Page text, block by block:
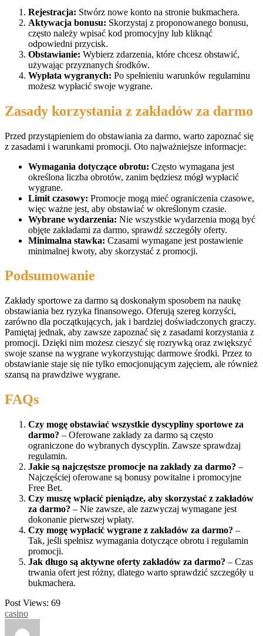
Rejestracja: Stwórz nowe konto na stronie bukmachera.
Aktywacja bonusu: Skorzystaj z proponowanego bonusu,
często należy wpisać kod promocyjny lub kliknąć
odpowiedni przycisk.
Obstawianie: Wybierz zdarzenia, które chcesz obstawić,
używając przyznanych środków.
Wypłata wygranych: Po spełnieniu warunków regulaminu
możesz wypłacić swoje wygrane.
Zasady korzystania z zakładów za darmo
Przed przystąpieniem do obstawiania za darmo, warto zapoznać się
z zasadami i warunkami promocji. Oto najważniejsze informacje:
Wymagania dotyczące obrotu: Często wymagana jest
określona liczba obrotów, zanim będziesz mógł wypłacić
wygrane.
Limit czasowy: Promocje mogą mieć ograniczenia czasowe,
więc ważne jest, aby obstawiać w określonym czasie.
Wybrane wydarzenia: Nie wszystkie wydarzenia mogą być
objęte zakładami za darmo, sprawdź szczegóły oferty.
Minimalna stawka: Czasami wymagane jest postawienie
minimalnej kwoty, aby skorzystać z promocji.
Podsumowanie
Zakłady sportowe za darmo są doskonałym sposobem na naukę
obstawiania bez ryzyka finansowego. Oferują szereg korzyści,
zarówno dla początkujących, jak i bardziej doświadczonych graczy.
Pamiętaj jednak, aby zawsze zapoznać się z zasadami korzystania z
promocji. Dzięki nim możesz cieszyć się rozrywką oraz zwiększyć
swoje szanse na wygrane wykorzystując darmowe środki. Przez to
obstawianie staje się nie tylko emocjonującym zajęciem, ale również
szansą na prawdziwe wygrane.
FAQs
Czy mogę obstawiać wszystkie dyscypliny sportowe za
darmo? – Oferowane zakłady za darmo są często
ograniczone do wybranych dyscyplin. Zawsze sprawdzaj
regulamin.
Jakie są najczęstsze promocje na zakłady za darmo? –
Najczęściej oferowane są bonusy powitalne i promocyjne
Free Bet.
Czy muszę wpłacić pieniądze, aby skorzystać z zakładów
za darmo? – Nie zawsze, ale zazwyczaj wymagane jest
dokonanie pierwszej wpłaty.
Czy mogę wypłacić wygrane z zakładów za darmo? –
Tak, jeśli spełnisz wymagania dotyczące obrotu i regulamin
promocji.
Jak długo są aktywne oferty zakładów za darmo? – Czas
trwania ofert jest różny, dlatego warto sprawdzić szczegóły u
bukmachera.
Post Views: 69
casino